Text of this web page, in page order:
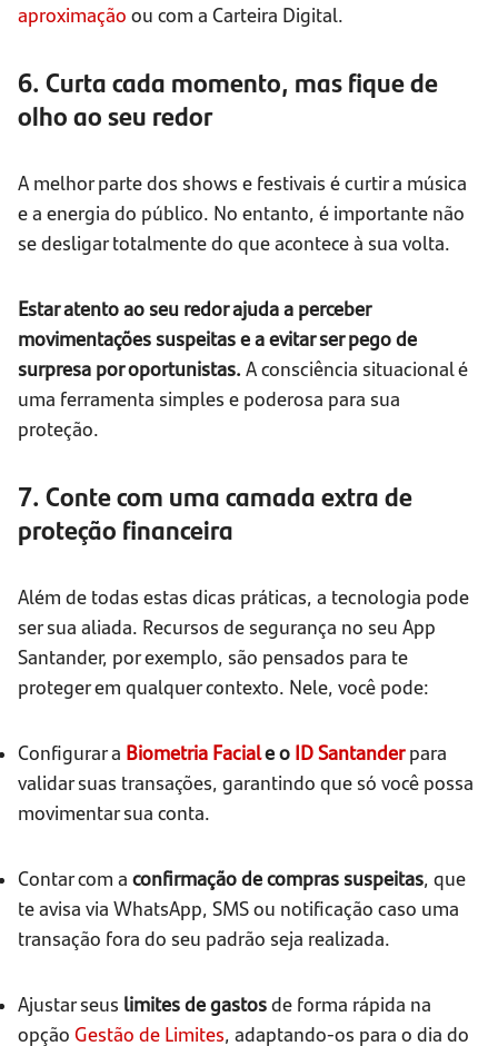
aproximação ou com a Carteira Digital.
6. Curta cada momento, mas fique de
olho ao seu redor
A melhor parte dos shows e festivais é curtir a música
e a energia do público. No entanto, é importante não
se desligar totalmente do que acontece à sua volta.
Estar atento ao seu redor ajuda a perceber
movimentações suspeitas e a evitar ser pego de
surpresa por oportunistas. A consciência situacional é
uma ferramenta simples e poderosa para sua
proteção.
7. Conte com uma camada extra de
proteção financeira
Além de todas estas dicas práticas, a tecnologia pode
ser sua aliada. Recursos de segurança no seu App
Santander, por exemplo, são pensados para te
proteger em qualquer contexto. Nele, você pode:
Configurar a Biometria Faciale o ID Santanderpara
validar suas transações, garantindo que só você possa
movimentar sua conta.
Contar com a confirmação de compras suspeitas, que
te avisa via WhatsApp, SMS ou notificação caso uma
transação fora do seu padrão seja realizada.
Ajustar seus limites de gastosde forma rápida na
opção Gestão de Limites, adaptando-os para o dia do